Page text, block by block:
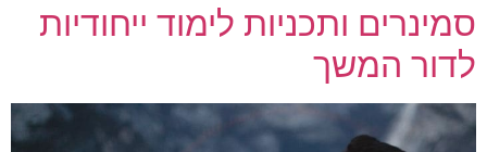
סמינרים ותכניות לימוד ייחודיות
לדור המשך